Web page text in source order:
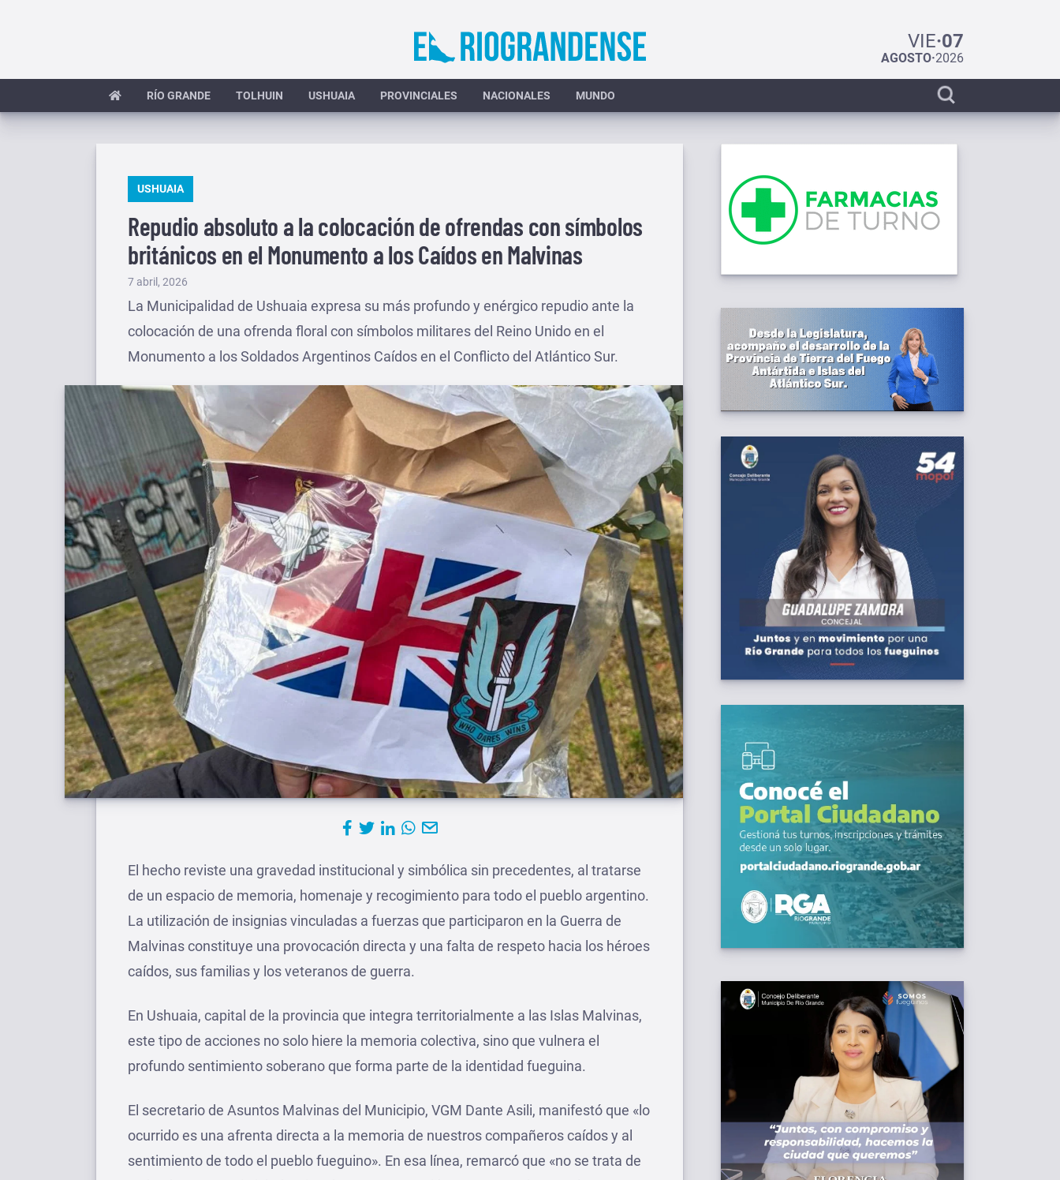
VIE·07
AGOSTO·2026
RÍO GRANDE TOLHUIN USHUAIA PROVINCIALES NACIONALES MUNDO
Display
search
PUBLICADO
USHUAIA
Repudio absoluto a la colocación de ofrendas con símbolos
británicos en el Monumento a los Caídos en Malvinas
Publicado
el
7 abril, 2026
La Municipalidad de Ushuaia expresa su más profundo y enérgico repudio ante la
colocación de una ofrenda floral con símbolos militares del Reino Unido en el
Monumento a los Soldados Argentinos Caídos en el Conflicto del Atlántico Sur.
El hecho reviste una gravedad institucional y simbólica sin precedentes, al tratarse
de un espacio de memoria, homenaje y recogimiento para todo el pueblo argentino.
La utilización de insignias vinculadas a fuerzas que participaron en la Guerra de
Malvinas constituye una provocación directa y una falta de respeto hacia los héroes
caídos, sus familias y los veteranos de guerra.
En Ushuaia, capital de la provincia que integra territorialmente a las Islas Malvinas,
este tipo de acciones no solo hiere la memoria colectiva, sino que vulnera el
profundo sentimiento soberano que forma parte de la identidad fueguina.
El secretario de Asuntos Malvinas del Municipio, VGM Dante Asili, manifestó que «lo
ocurrido es una afrenta directa a la memoria de nuestros compañeros caídos y al
sentimiento de todo el pueblo fueguino». En esa línea, remarcó que «no se trata de